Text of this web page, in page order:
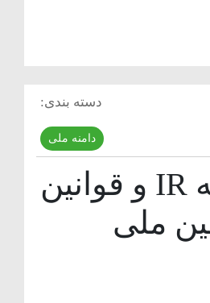
دسته بندی:
دامنه ملی
ثبت دامنه IR و قوانین
ملی